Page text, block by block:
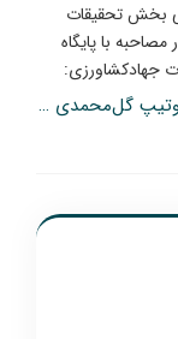
بخش تحقیقات
با پایگاه
جهادکشاورزی:
شناسایی 40 ژنوتیپ گل‌محمدی در ایران/ ژنوتیپ‌های گل‌محمدی باید شناسنامه‌دار شوند